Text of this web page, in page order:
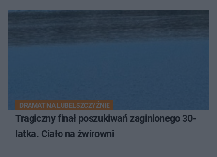
DRAMAT NA LUBELSZCZYŹNIE
Tragiczny finał poszukiwań zaginionego 30-
latka. Ciało na żwirowni